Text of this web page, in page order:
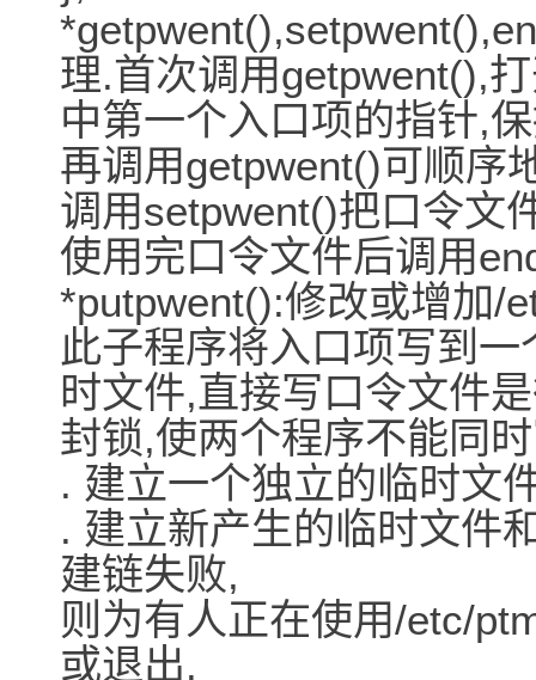
理.首次调用getpwent(),
中第一个入口项的指针,
再调用getpwent()可顺序
调用setpwent()把口令文
使用完口令文件后调用
*putpwent():修改或增加/
此子程序将入口项写到
时文件,直接写口令文件
封锁,使两个程序不能同
. 建立一个独立的临时文
. 建立新产生的临时文件
建链失败,
则为有人正在使用/etc/
或退出.